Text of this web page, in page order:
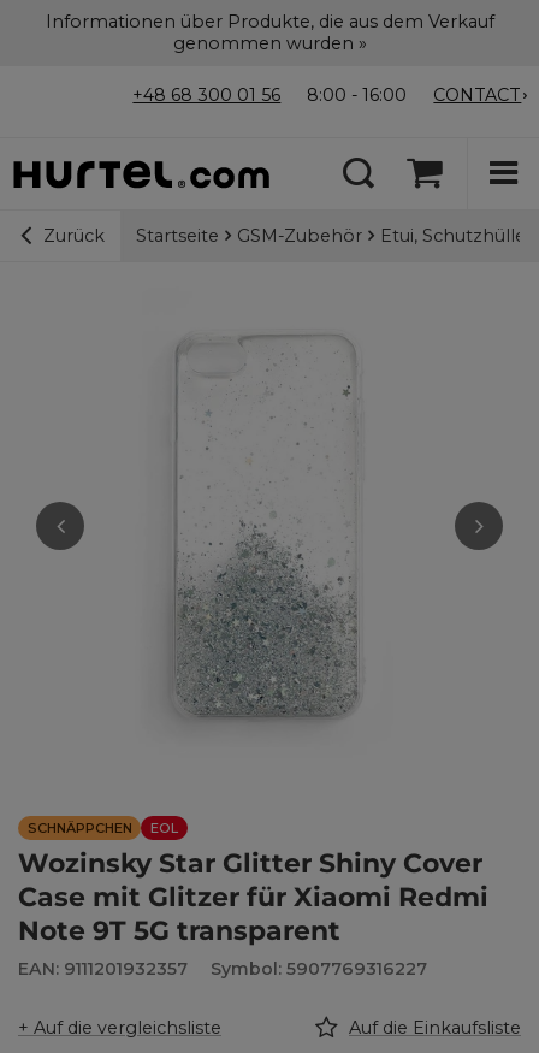
Informationen über Produkte, die aus dem Verkauf
genommen wurden »
+48 68 300 01 56 8:00 - 16:00 CONTACT
Zurück Startseite GSM-Zubehör Etui, Schutzhülle
SCHNÄPPCHEN EOL
Wozinsky Star Glitter Shiny Cover
Case mit Glitzer für Xiaomi Redmi
Note 9T 5G transparent
EAN: 9111201932357 Symbol: 5907769316227
+ Auf die vergleichsliste Auf die Einkaufsliste